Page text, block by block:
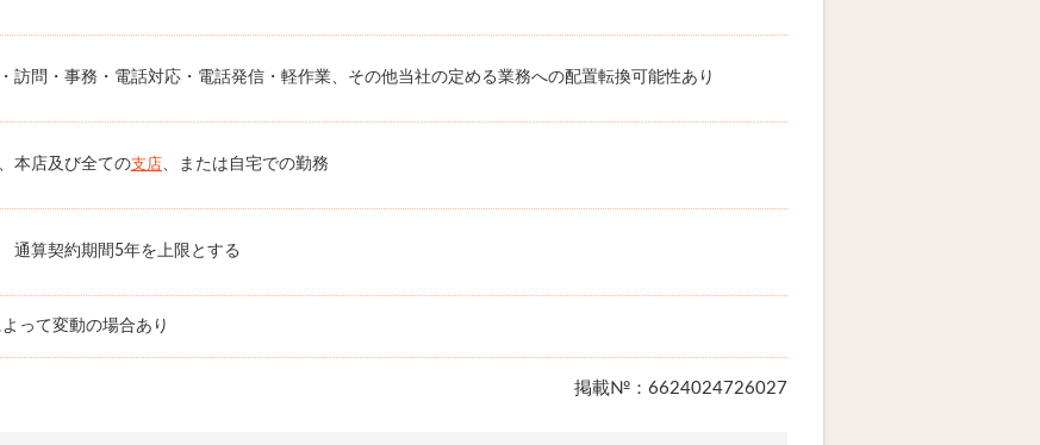
訪問・事務・電話対応・電話発信・軽作業、その他当社の定める業務への配置転換可能性あり
本店及び全ての支店、または自宅での勤務
通算契約期間5年を上限とする
って変動の場合あり
掲載№：6624024726027